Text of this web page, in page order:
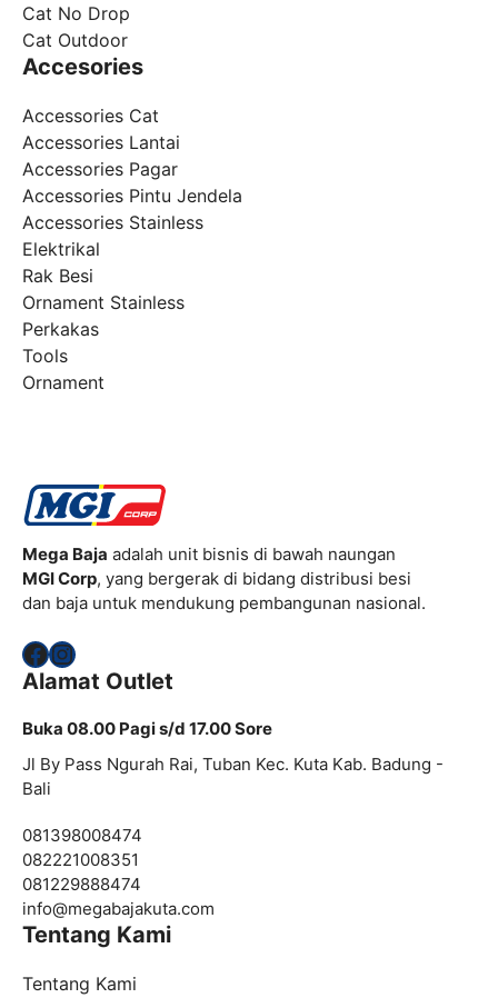
Cat No Drop
Cat Outdoor
Accesories
Accessories Cat
Accessories Lantai
Accessories Pagar
Accessories Pintu Jendela
Accessories Stainless
Elektrikal
Rak Besi
Ornament Stainless
Perkakas
Tools
Ornament
Mega Baja adalah unit bisnis di bawah naungan
MGI Corp, yang bergerak di bidang distribusi besi
dan baja untuk mendukung pembangunan nasional.
Facebook
Instagram
Alamat Outlet
Buka 08.00 Pagi s/d 17.00 Sore
Jl By Pass Ngurah Rai, Tuban Kec. Kuta Kab. Badung -
Bali
081398008474
082221008351
081229888474
info@megabajakuta.com
Tentang Kami
Tentang Kami